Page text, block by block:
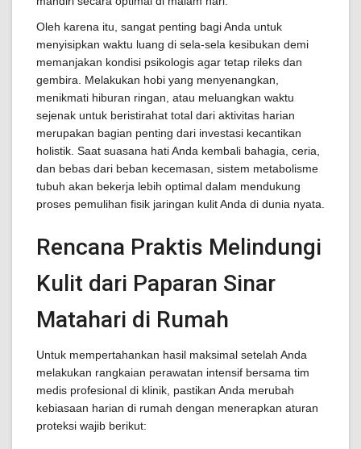
Oleh karena itu, sangat penting bagi Anda untuk
menyisipkan waktu luang di sela-sela kesibukan demi
memanjakan kondisi psikologis agar tetap rileks dan
gembira. Melakukan hobi yang menyenangkan,
menikmati hiburan ringan, atau meluangkan waktu
sejenak untuk beristirahat total dari aktivitas harian
merupakan bagian penting dari investasi kecantikan
holistik. Saat suasana hati Anda kembali bahagia, ceria,
dan bebas dari beban kecemasan, sistem metabolisme
tubuh akan bekerja lebih optimal dalam mendukung
proses pemulihan fisik jaringan kulit Anda di dunia nyata.
Rencana Praktis Melindungi
Kulit dari Paparan Sinar
Matahari di Rumah
Untuk mempertahankan hasil maksimal setelah Anda
melakukan rangkaian perawatan intensif bersama tim
medis profesional di klinik, pastikan Anda merubah
kebiasaan harian di rumah dengan menerapkan aturan
proteksi wajib berikut: